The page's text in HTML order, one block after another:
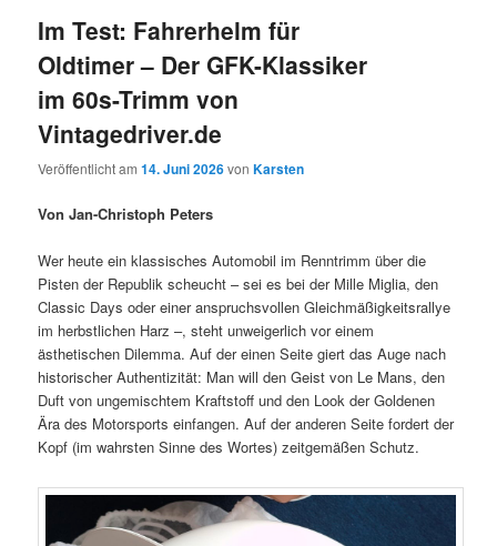
Im Test: Fahrerhelm für
Oldtimer – Der GFK-Klassiker
im 60s-Trimm von
Vintagedriver.de
Veröffentlicht am14. Juni 2026vonKarsten
Von Jan-Christoph Peters
Wer heute ein klassisches Automobil im Renntrimm über die
Pisten der Republik scheucht – sei es bei der Mille Miglia, den
Classic Days oder einer anspruchsvollen Gleichmäßigkeitsrallye
im herbstlichen Harz –, steht unweigerlich vor einem
ästhetischen Dilemma. Auf der einen Seite giert das Auge nach
historischer Authentizität: Man will den Geist von Le Mans, den
Duft von ungemischtem Kraftstoff und den Look der Goldenen
Ära des Motorsports einfangen. Auf der anderen Seite fordert der
Kopf (im wahrsten Sinne des Wortes) zeitgemäßen Schutz.